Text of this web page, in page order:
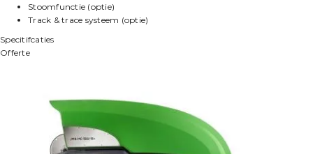
Stoomfunctie (optie)
Track & trace systeem (optie)
Specitifcaties
Offerte